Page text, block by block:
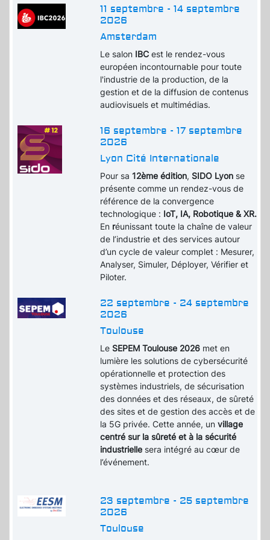
11 septembre - 14 septembre
2026
Amsterdam
Le salon IBCest le rendez-vous
européen incontournable pour toute
l'industrie de la production, de la
gestion et de la diffusion de contenus
audiovisuels et multimédias.
16 septembre - 17 septembre
2026
Lyon Cité Internationale
Pour sa12ème édition, SIDO Lyon se
présente comme un rendez-vous de
référence de la convergence
technologique : IoT, IA, Robotique & XR.
En réunissant toute la chaîne de valeur
de l’industrie et des services autour
d’un cycle de valeur complet : Mesurer,
Analyser, Simuler, Déployer, Vérifier et
Piloter.
22 septembre - 24 septembre
2026
Toulouse
Le SEPEM Toulouse 2026 met en
lumière les solutions de cybersécurité
opérationnelle et protection des
systèmes industriels, de sécurisation
des données et des réseaux, de sûreté
des sites et de gestion des accès et de
la 5G privée. Cette année, unvillage
centré sur la sûreté et à la sécurité
industrielle sera intégré au cœur de
l’événement.
23 septembre - 25 septembre
2026
Toulouse